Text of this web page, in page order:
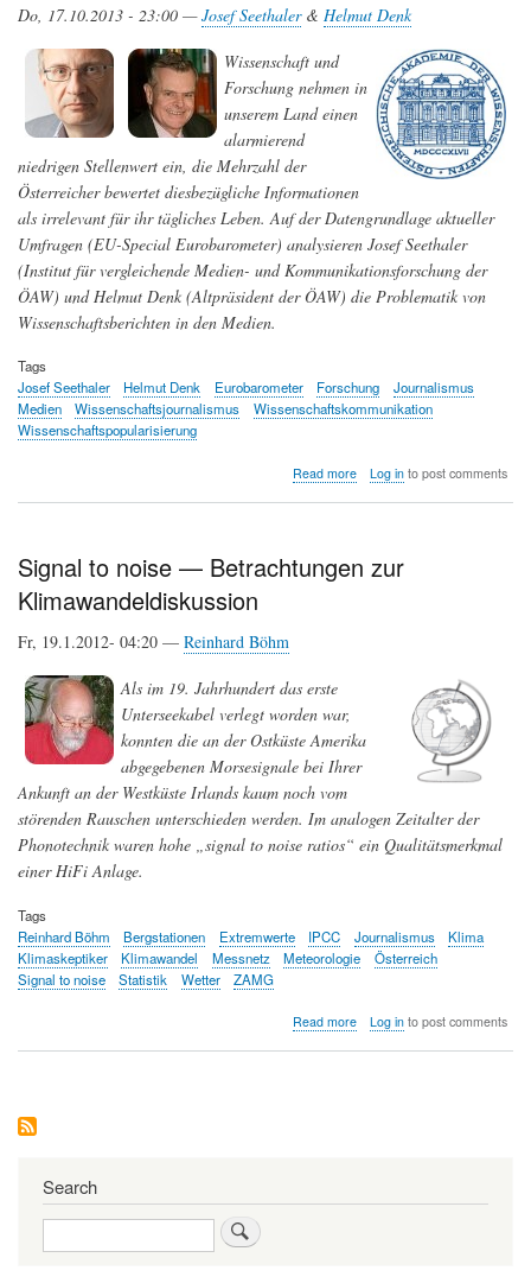
Teil
2:
verändert
werden?
Do, 17.10.2013 - 23:00 —Josef Seethaler& Helmut Denk
Wissenschaft und
Forschung nehmen in
unserem Land einen
alarmierend
niedrigen Stellenwert ein, die Mehrzahl der
Österreicher bewertet diesbezügliche Informationen
als irrelevant für ihr tägliches Leben. Auf der Datengrundlage aktueller
Umfragen (EU-Special Eurobarometer) analysieren Josef Seethaler
(Institut für vergleichende Medien- und Kommunikationsforschung der
ÖAW) und Helmut Denk (Altpräsident der ÖAW) die Problematik von
Wissenschaftsberichten in den Medien.
Tags
Josef Seethaler
Helmut Denk Eurobarometer Forschung
Journalismus
Medien
Wissenschaftsjournalismus
Wissenschaftskommunikation
Wissenschaftspopularisierung
Read moreabout
die
Bestandsaufnahme
Log into post comments
Signal to noise — Betrachtungen zur
Klimawandeldiskussion
Fr, 19.1.2012- 04:20 — Reinhard Böhm
Als im 19. Jahrhundert das erste
Unterseekabel verlegt worden war,
konnten die an der Ostküste Amerika
abgegebenen Morsesignale bei Ihrer
Ankunft an der Westküste Irlands kaum noch vom
störenden Rauschen unterschieden werden. Im analogen Zeitalter der
Phonotechnik waren hohe „signal to noise ratios“ ein Qualitätsmerkmal
einer HiFi Anlage.
Tags
Reinhard Böhm
Bergstationen Extremwerte IPCC Journalismus
Klima
Klimaskeptiker
Klimawandel Messnetz Meteorologie
Österreich
Signal to noise
Statistik Wetter ZAMG
Read moreabout
Log into post comments
Search
Search